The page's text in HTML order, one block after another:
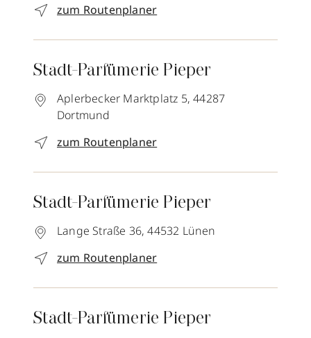
zum Routenplaner
Stadt-Parfümerie Pieper
Aplerbecker Marktplatz 5, 44287
Dortmund
zum Routenplaner
Stadt-Parfümerie Pieper
Lange Straße 36, 44532 Lünen
zum Routenplaner
Stadt-Parfümerie Pieper